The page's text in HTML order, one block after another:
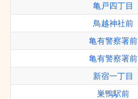
亀戸四丁目
鳥越神社前
亀有警察署前
亀有警察署前
新宿一丁目
巣鴨駅前